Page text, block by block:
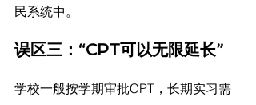
民系统中。
误区三：“CPT可以无限延长”
学校一般按学期审批CPT，长期实习需